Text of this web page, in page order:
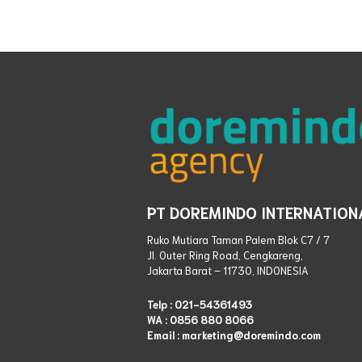
PT DOREMINDO
Ruko Mutiara Taman Palem Blok C7 / 7
Jl. Outer Ring Road, Cengkareng,
Jakarta Barat – 11730, INDONESIA
Telp : 021-54361493
WA : 0856 880 8066
Email : marketing@doremindo.com